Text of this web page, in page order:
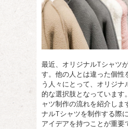
最近、オリジナルTシャツ
す。 他の人とは違った個性
う人々にとって、オリジナ
的な選択肢となっています
ャツ制作の流れを紹介しま
ナルTシャツを制作する際
アイデアを持つことが重要